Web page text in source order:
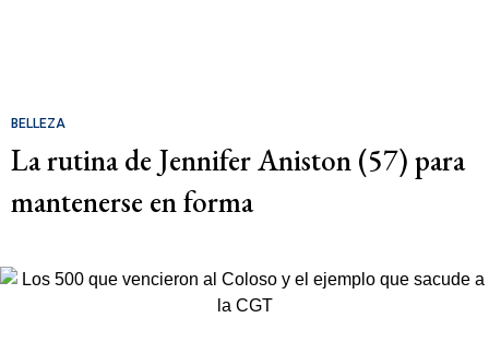
BELLEZA
La rutina de Jennifer Aniston (57) para
mantenerse en forma